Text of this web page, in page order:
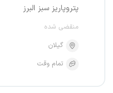
پتروپاریز سبز البرز
منقضی شده
گیلان
تمام وقت